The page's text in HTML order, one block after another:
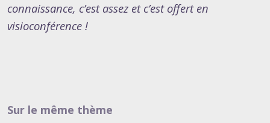
connaissance, c’est assez et c’est offert en
visioconférence !
Sur le même thème